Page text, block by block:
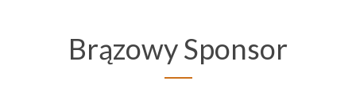
Brązowy Sponsor